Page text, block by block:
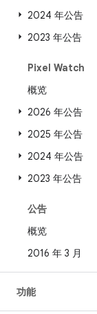
2024 年公告
2023 年公告
Pixel Watch
概览
2026 年公告
2025 年公告
2024 年公告
2023 年公告
公告
概览
2016 年 3 月
功能